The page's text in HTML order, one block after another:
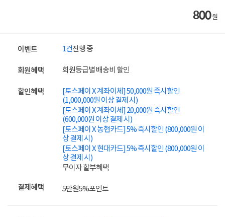
800원
이벤트 1건진행 중
회원혜택 회원등급별 배송비 할인
할인혜택
[토스페이 X 계좌이체] 50,000원 즉시할인
(1,000,000원 이상 결제 시)
[토스페이 X 계좌이체] 20,000원 즉시할인
(600,000원 이상 결제 시)
[토스페이 X 농협카드] 5% 즉시할인 (800,000원 이
상 결제 시)
[토스페이 X 현대카드] 5% 즉시할인 (800,000원 이
상 결제 시)
무이자 할부혜택
결제혜택 5만원5%포인트